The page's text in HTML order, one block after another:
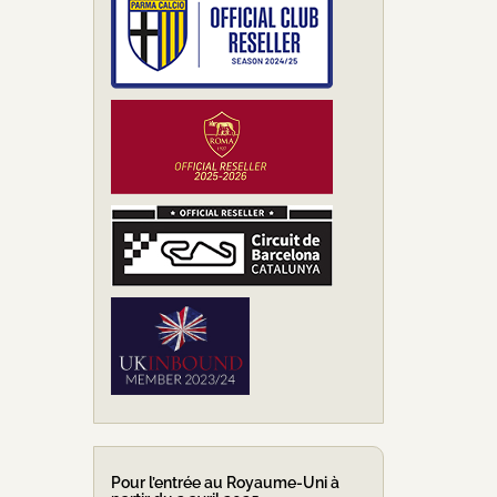
Pour l’entrée au Royaume-Uni à